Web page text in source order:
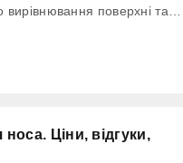
вирівнювання поверхні та
що сприяє оновленню
ефект ліфтингу та
Ціни, відгуки,